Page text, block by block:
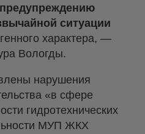
ситуации
характера, —
Вологды.
нарушения
«в сфере
гидротехнических
МУП ЖКХ